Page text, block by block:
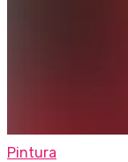
Pintura